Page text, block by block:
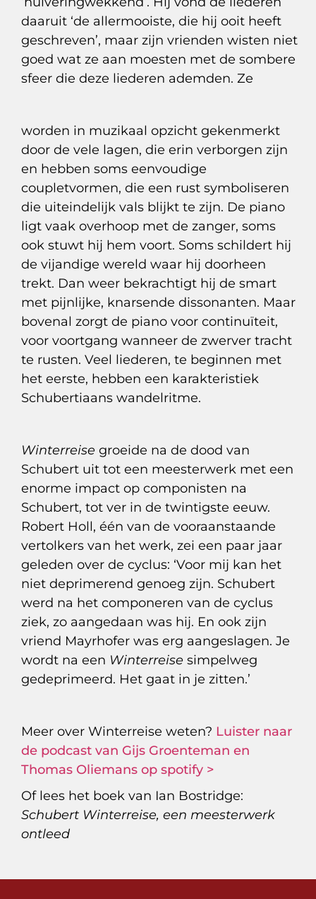
daaruit ‘de allermooiste, die hij ooit heeft
geschreven’, maar zijn vrienden wisten niet
goed wat ze aan moesten met de sombere
sfeer die deze liederen ademden. Ze
worden in muzikaal opzicht gekenmerkt
door de vele lagen, die erin verborgen zijn
en hebben soms eenvoudige
coupletvormen, die een rust symboliseren
die uiteindelijk vals blijkt te zijn. De piano
ligt vaak overhoop met de zanger, soms
ook stuwt hij hem voort. Soms schildert hij
de vijandige wereld waar hij doorheen
trekt. Dan weer bekrachtigt hij de smart
met pijnlijke, knarsende dissonanten. Maar
bovenal zorgt de piano voor continuïteit,
voor voortgang wanneer de zwerver tracht
te rusten. Veel liederen, te beginnen met
het eerste, hebben een karakteristiek
Schubertiaans wandelritme.
Winterreise groeide na de dood van
Schubert uit tot een meesterwerk met een
enorme impact op componisten na
Schubert, tot ver in de twintigste eeuw.
Robert Holl, één van de vooraanstaande
vertolkers van het werk, zei een paar jaar
geleden over de cyclus: ‘Voor mij kan het
niet deprimerend genoeg zijn. Schubert
werd na het componeren van de cyclus
ziek, zo aangedaan was hij. En ook zijn
vriend Mayrhofer was erg aangeslagen. Je
wordt na een Winterreise simpelweg
gedeprimeerd. Het gaat in je zitten.’
Meer over Winterreise weten? Luister naar
de podcast van Gijs Groenteman en
Thomas Oliemans op spotify >
Of lees het boek van Ian Bostridge:
Schubert Winterreise, een meesterwerk
ontleed